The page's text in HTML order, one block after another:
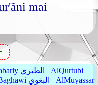
mai
AtTabariy الطبري
AlQurtubi
AlBaghawi البغوي
AlMuyassar